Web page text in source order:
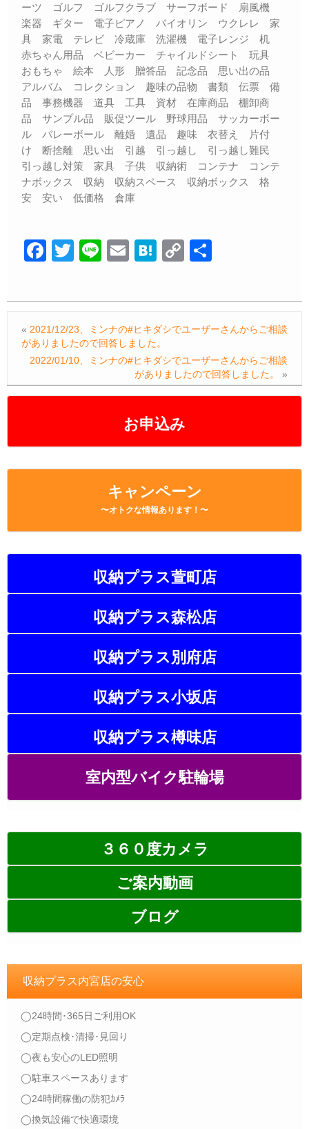
お申込み
キャンペーン
〜オトクな情報あります！〜
収納プラス萱町店
収納プラス森松店
収納プラス別府店
収納プラス小坂店
収納プラス樽味店
室内型バイク駐輪場
３６０度カメラ
ご案内動画
ブログ
収納プラス内宮店の安心
◯24時間･365日ご利用OK
◯定期点検･清掃･見回り
◯夜も安心のLED照明
◯駐車スペースあります
◯24時間稼働の防犯ｶﾒﾗ
◯換気設備で快適環境
ーツ ゴルフ ゴルフクラブ サーフボード 扇風機
楽器 ギター 電子ピアノ バイオリン ウクレレ 家
具 家電 テレビ 冷蔵庫 洗濯機 電子レンジ 机
赤ちゃん用品 ベビーカー チャイルドシート 玩具
おもちゃ 絵本 人形 贈答品 記念品 思い出の品
アルバム コレクション 趣味の品物 書類 伝票 備
品 事務機器 道具 工具 資材 在庫商品 棚卸商
品 サンプル品 販促ツール 野球用品 サッカーボー
ル バレーボール 離婚 遺品 趣味 衣替え 片付
け 断捨離 思い出 引越 引っ越し 引っ越し難民
引っ越し対策 家具 子供 収納術 コンテナ コンテ
ナボックス 収納 収納スペース 収納ボックス 格
安 安い 低価格 倉庫
F
c
b
o
o
T
tt
Li
e
E
ail
H
e
a
C
p
Li
n
k
« 2021/12/23、ミンナの#ヒキダシでユーザーさんからご相談
がありましたので回答しました。
2022/01/10、ミンナの#ヒキダシでユーザーさんからご相談
がありましたので回答しました。
»